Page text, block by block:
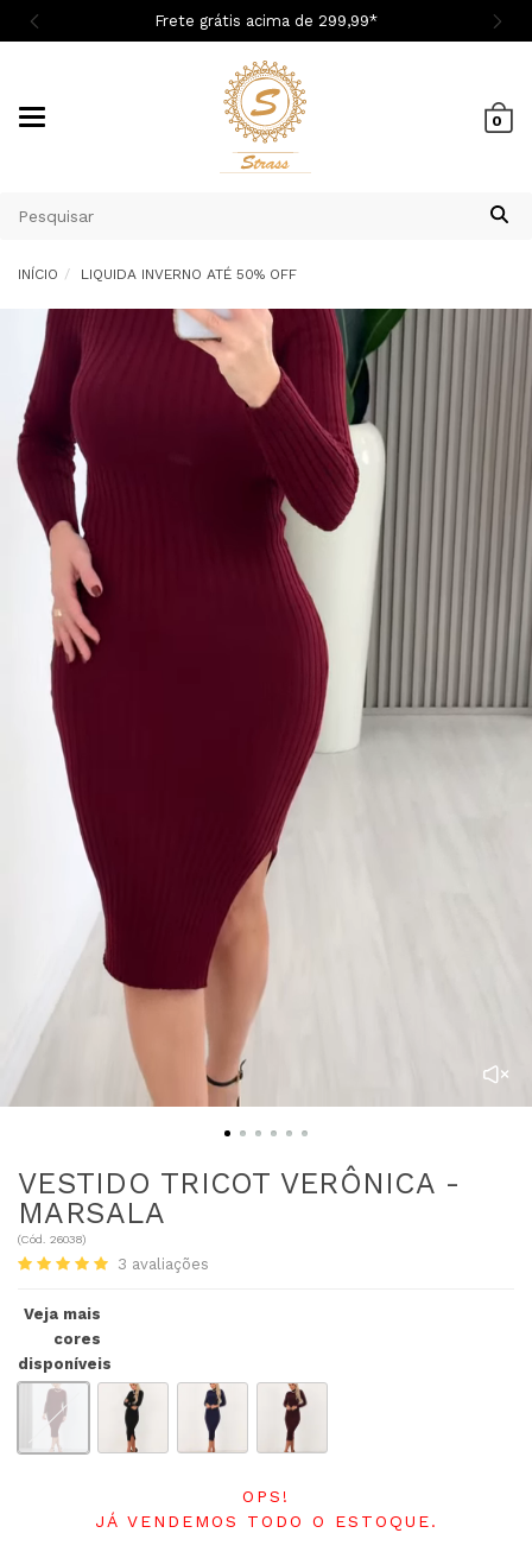
Frete grátis acima de 299,99*
0
INÍCIO LIQUIDA INVERNO ATÉ 50% OFF
VESTIDO TRICOT VERÔNICA -
MARSALA
(Cód. 26038)
3 avaliações
Veja mais
cores
disponíveis
OPS!
JÁ VENDEMOS TODO O ESTOQUE.